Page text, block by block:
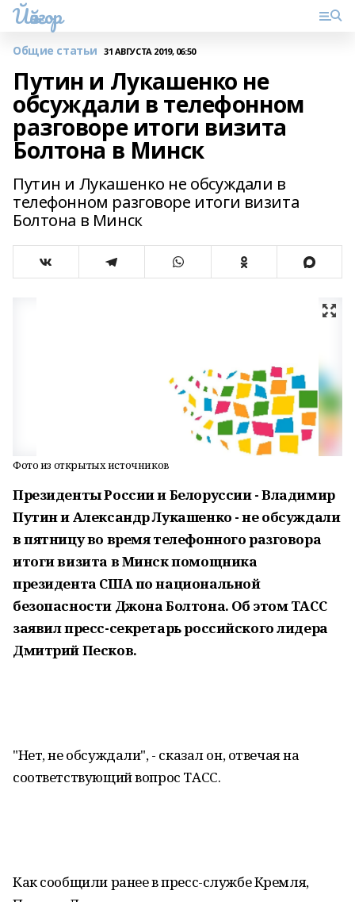
Йәйғор
Общие статьи 31 АВГУСТА 2019, 06:50
Путин и Лукашенко не
обсуждали в телефонном
разговоре итоги визита
Болтона в Минск
Путин и Лукашенко не обсуждали в
телефонном разговоре итоги визита
Болтона в Минск
Фото из открытых источников
Президенты России и Белоруссии - Владимир
Путин и Александр Лукашенко - не обсуждали
в пятницу во время телефонного разговора
итоги визита в Минск помощника
президента США по национальной
безопасности Джона Болтона. Об этом ТАСС
заявил пресс-секретарь российского лидера
Дмитрий Песков.
"Нет, не обсуждали", - сказал он, отвечая на
соответствующий вопрос ТАСС.
Как сообщили ранее в пресс-службе Кремля,